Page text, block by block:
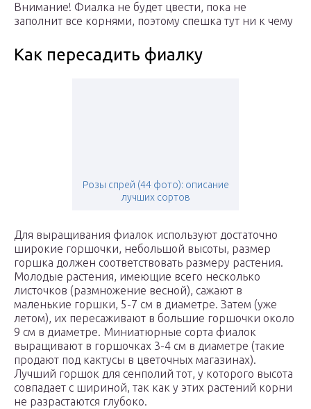
Внимание! Фиалка не будет цвести, пока не
заполнит все корнями, поэтому спешка тут ни к чему
Как пересадить фиалку
Розы спрей (44 фото): описание
лучших сортов
Для выращивания фиалок используют достаточно
широкие горшочки, небольшой высоты, размер
горшка должен соответствовать размеру растения.
Молодые растения, имеющие всего несколько
листочков (размножение весной), сажают в
маленькие горшки, 5-7 см в диаметре. Затем (уже
летом), их пересаживают в большие горшочки около
9 см в диаметре. Миниатюрные сорта фиалок
выращивают в горшочках 3-4 см в диаметре (такие
продают под кактусы в цветочных магазинах).
Лучший горшок для сенполий тот, у которого высота
совпадает с шириной, так как у этих растений корни
не разрастаются глубоко.